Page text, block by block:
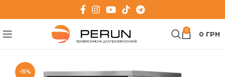
0 0 ГРН
-15%